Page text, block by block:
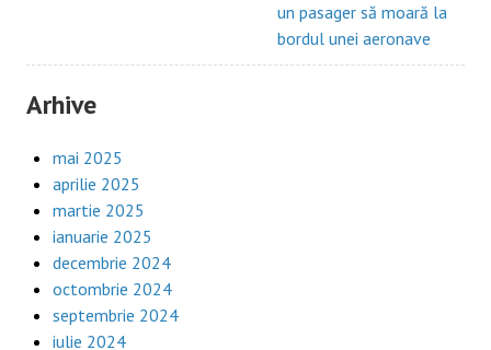
un pasager să moară la
bordul unei aeronave
Arhive
mai 2025
aprilie 2025
martie 2025
ianuarie 2025
decembrie 2024
octombrie 2024
septembrie 2024
iulie 2024